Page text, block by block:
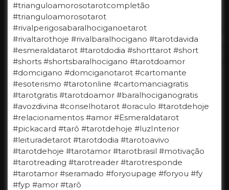
#trianguloamorosotarotcompletão
#trianguloamorosotarot
#rivalperigosabaralhociganoetarot
#rivaltarothoje #rivalbaralhocigano #tarotdavida
#esmeraldatarot #tarotdodia #shorttarot #short
#shorts #shortsbaralhocigano #tarotdoamor
#domcigano #domciganotarot #cartomante
#esoterismo #tarotonline #cartomanciagratis
#tarotgratis #tarotdoamor #baralhociganogratis
#avozdivina #conselhotarot #oraculo #tarotdehoje
#relacionamentos #amor #Esmeraldatarot
#pickacard #tarô #tarotdehoje #luzInterior
#leituradetarot #tarotdodia #tarotoavivo
#tarotdehoje #tarotamor #tarotbrasil #motivação
#tarotreading #tarotreader #tarotresponde
#tarotamor #seramado #foryoupage #foryou #fy
#fyp #amor #tarô